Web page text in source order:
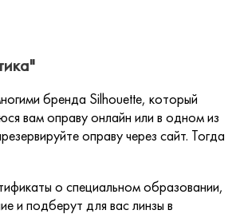
бренда Silhouette, который
вам оправу онлайн или в одном из
оправу через сайт. Тогда
о специальном образовании,
и подберут для вас линзы в